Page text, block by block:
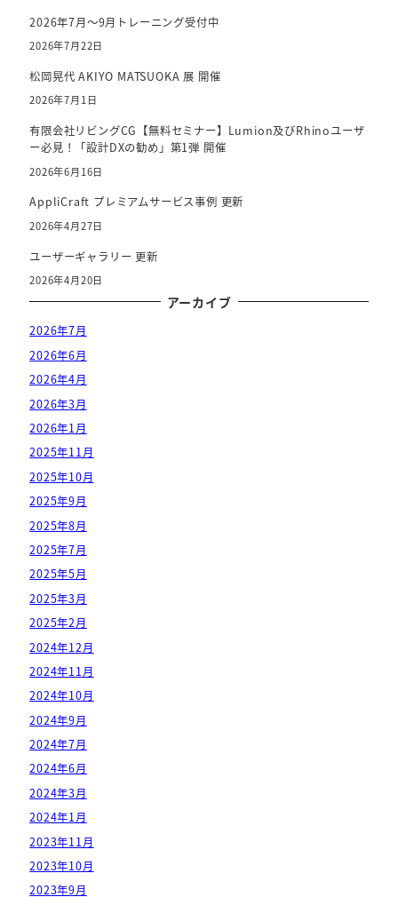
2026年7月～9月トレーニング受付中
2026年7月22日
松岡晃代 AKIYO MATSUOKA 展 開催
2026年7月1日
有限会社リビングCG【無料セミナー】Lumion及びRhinoユーザ
ー必見！「設計DXの勧め」第1弾 開催
2026年6月16日
AppliCraft プレミアムサービス事例 更新
2026年4月27日
ユーザーギャラリー 更新
2026年4月20日
アーカイブ
2026年7月
2026年6月
2026年4月
2026年3月
2026年1月
2025年11月
2025年10月
2025年9月
2025年8月
2025年7月
2025年5月
2025年3月
2025年2月
2024年12月
2024年11月
2024年10月
2024年9月
2024年7月
2024年6月
2024年3月
2024年1月
2023年11月
2023年10月
2023年9月